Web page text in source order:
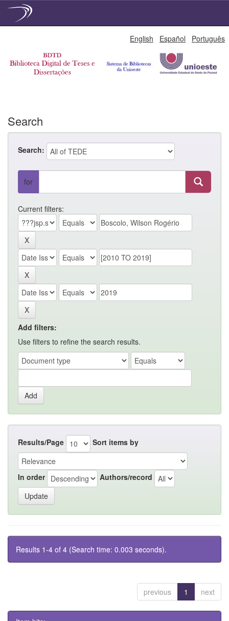
English Español Português
Search
Search:
for
Current filters:
Add filters:
Use filters to refine the search results.
Results/Page Sort items by
In order Authors/record
Results 1-4 of 4 (Search time: 0.003 seconds).
previous 1 next